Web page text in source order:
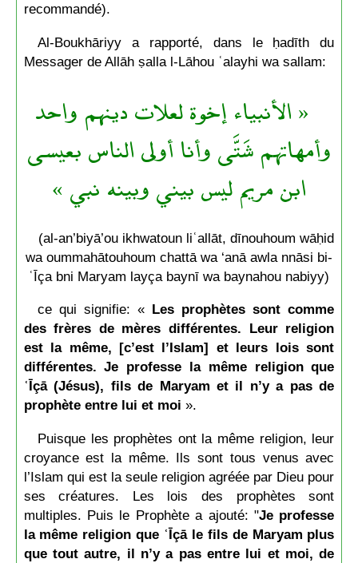
recommandé).
Al-Boukhāriyy a rapporté, dans le ḥadīth du
Messager de Allāh ṣalla l-Lāhou ʿalayhi wa sallam:
« الأنبياء إخوة لعلات دينهم واحد
وأمهاتهم شَتَّى وأنا أولى الناس بعيسى
ابن مريم ليس بيني وبينه نبي »
(al-an’biyā’ou ikhwatoun liʿallāt, dīnouhoum wāḥid
wa oummahātouhoum chattā wa ‘anā awla nnāsi bi-
ʿĪça bni Maryam layça baynī wa baynahou nabiyy)
ce qui signifie: « Les prophètes sont comme
des frères de mères différentes. Leur religion
est la même, [c’est l’Islam] et leurs lois sont
différentes. Je professe la même religion que
ʿĪçā (Jésus), fils de Maryam et il n’y a pas de
prophète entre lui et moi ».
Puisque les prophètes ont la même religion, leur
croyance est la même. Ils sont tous venus avec
l’Islam qui est la seule religion agréée par Dieu pour
ses créatures. Les lois des prophètes sont
multiples. Puis le Prophète a ajouté: "Je professe
la même religion que ʿĪçā le fils de Maryam plus
que tout autre, il n’y a pas entre lui et moi, de